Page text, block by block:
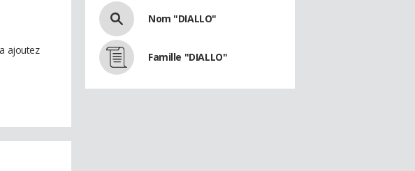
ajoutez
Nom "DIALLO"
Famille "DIALLO"